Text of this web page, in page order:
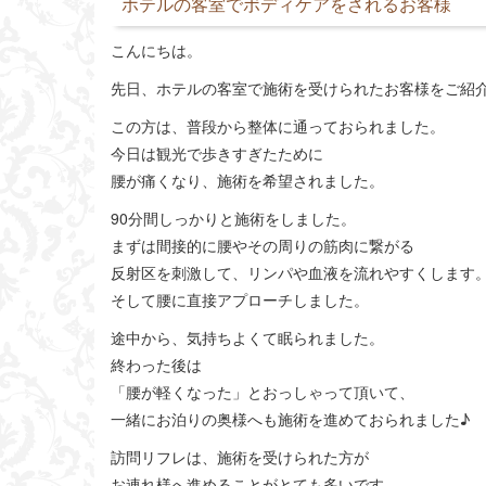
こんにちは。
先日、ホテルの客室で施術を受けられたお客様をご紹介
この方は、普段から整体に通っておられました。
今日は観光で歩きすぎたために
腰が痛くなり、施術を希望されました。
90分間しっかりと施術をしました。
まずは間接的に腰やその周りの筋肉に繋がる
反射区を刺激して、リンパや血液を流れやすくします。
そして腰に直接アプローチしました。
途中から、気持ちよくて眠られました。
終わった後は
「腰が軽くなった」とおっしゃって頂いて、
一緒にお泊りの奥様へも施術を進めておられました♪
訪問リフレは、施術を受けられた方が